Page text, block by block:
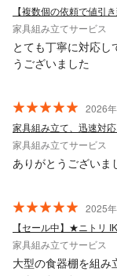
家具組み立てサービス
とても丁寧に対応し
うございました
2026
家具組み立て、迅速対
家具組み立てサービス
ありがとうございま
2025
家具組み立てサービス
大型の食器棚を組み